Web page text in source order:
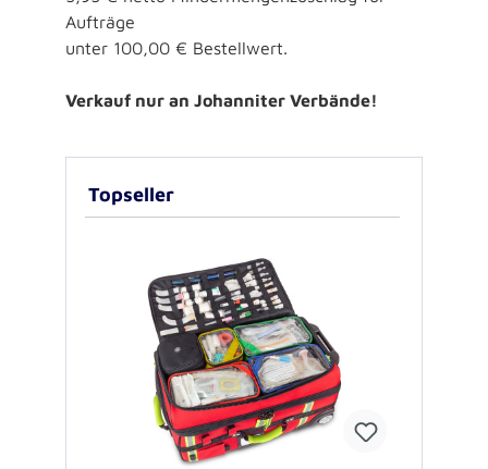
Aufträge
unter 100,00 € Bestellwert.
Verkauf nur an Johanniter Verbände!
Topseller